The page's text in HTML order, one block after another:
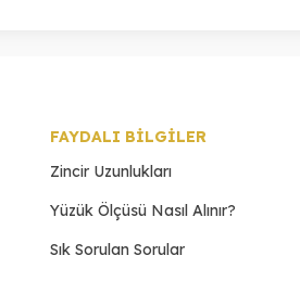
FAYDALI BİLGİLER
Zincir Uzunlukları
Yüzük Ölçüsü Nasıl Alınır?
Sık Sorulan Sorular